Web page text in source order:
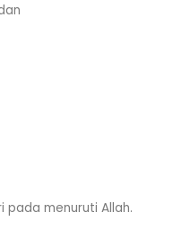
pada menuruti Allah.